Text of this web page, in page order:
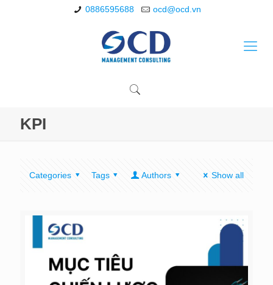
0886595688 ocd@ocd.vn
KPI
Categories Tags Authors Show all